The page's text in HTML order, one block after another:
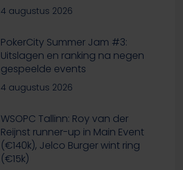
4 augustus 2026
PokerCity Summer Jam #3:
Uitslagen en ranking na negen
gespeelde events
4 augustus 2026
WSOPC Tallinn: Roy van der
Reijnst runner-up in Main Event
(€140k), Jelco Burger wint ring
(€15k)